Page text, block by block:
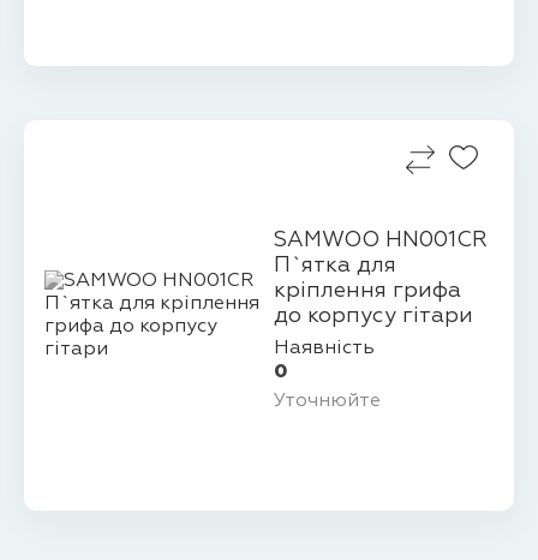
SAMWOO HN001CR
П`ятка для
кріплення грифа
до корпусу гітари
Наявність
0
Уточнюйте